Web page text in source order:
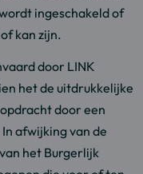
ingeschakeld of
kan zijn.
door LINK
het de uitdrukkelijke
door een
afwijking van de
het Burgerlijk